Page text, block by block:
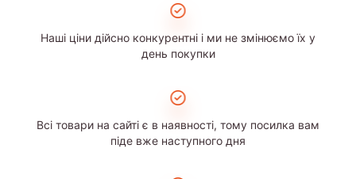
Наші ціни дійсно конкурентні і ми не змінюємо їх у
день покупки
Всі товари на сайті є в наявності, тому посилка вам
піде вже наступного дня